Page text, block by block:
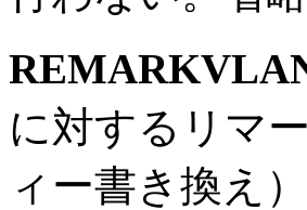
に対するリマ
ィー書き換え